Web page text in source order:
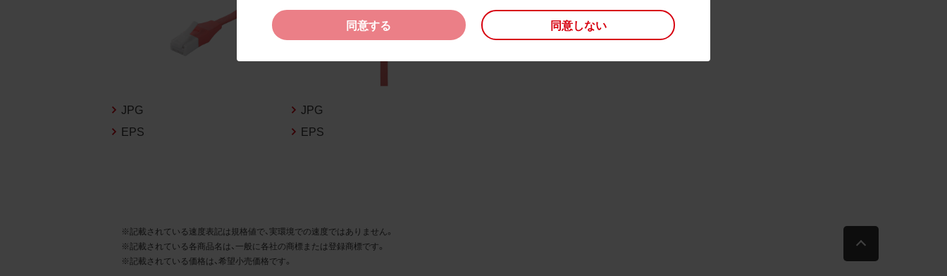
ます）の利用を許諾いたします。
お客様が「同意する」ボタンをクリックされた場合、商品写真データ利用規
約及びCAD図データ利用規約に同意いただいたものとみなされます。
なお、商品写真データ利用規約及びCAD図データ利用規約の記載事項は予
告なく変更されることがあります。各データをダウンロードする際には最
ることに同意します。
2.利用許諾
同意する 同意しない
JPG
EPS
JPG
EPS
※記載されている速度表記は規格値で、実環境での速度ではありません。
※記載されている各商品名は、一般に各社の商標または登録商標です。
※記載されている価格は、希望小売価格です。